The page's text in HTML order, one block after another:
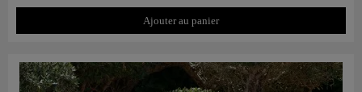
Ajouter au panier